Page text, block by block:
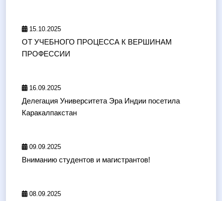
15.10.2025
ОТ УЧЕБНОГО ПРОЦЕССА К ВЕРШИНАМ
ПРОФЕССИИ
16.09.2025
Делегация Университета Эра Индии посетила
Каракалпакстан
09.09.2025
Вниманию студентов и магистрантов!
08.09.2025